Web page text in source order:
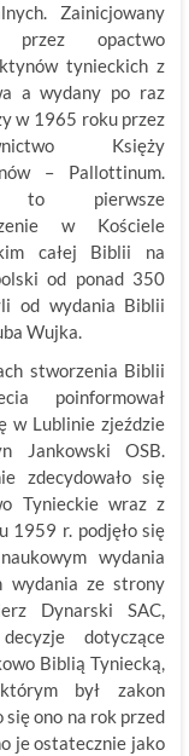
Zainicjowany
przez opactwo
tynieckich z
a wydany po raz
w 1965 roku przez
Księży
– Pallottinum.
to pierwsze
w Kościele
całej Biblii na
od ponad 350
od wydania Biblii
Wujka.
stworzenia Biblii
poinformował
w Lublinie zjeździe
Jankowski OSB.
zdecydowało się
Tynieckie wraz z
1959 r. podjęło się
wydania
wydania ze strony
Dynarski SAC,
dotyczące
Biblią Tyniecką,
był zakon
się ono na rok przed
je ostatecznie jako